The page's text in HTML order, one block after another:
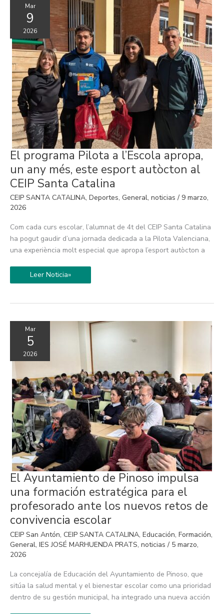
Mar
9
2026
El programa Pilota a l’Escola apropa,
un any més, este esport autòcton al
CEIP Santa Catalina
CEIP SANTA CATALINA, Deportes, General, noticias / 9 marzo,
2026
Com cada curs escolar, l’alumnat de 4t del CEIP Santa Catalina
ha pogut gaudir d’una jornada dedicada a la Pilota Valenciana,
una experiència molt especial que apropa l’esport autòcton a
El
programa
Pilota
a
l’Escola
apropa,
un
any
autòcton
al
CEIP
Santa
Catalina
Leer Noticia»
Mar
5
2026
El Ayuntamiento de Pinoso impulsa
una formación estratégica para el
profesorado ante los nuevos retos de
convivencia escolar
CEIP San Antón, CEIP SANTA CATALINA, Educación, Formación,
General, IES JOSÉ MARHUENDA PRATS, noticias / 5 marzo,
2026
La concejalía de Educación del Ayuntamiento de Pinoso, que
sitúa la salud mental y el bienestar escolar como una prioridad
dentro de su gestión municipal, ha integrado una nueva acción
El
Ayuntamiento
de
Pinoso
impulsa
una
formación
estratégica
para
el
profesorado
retos
de
convivencia
escolar